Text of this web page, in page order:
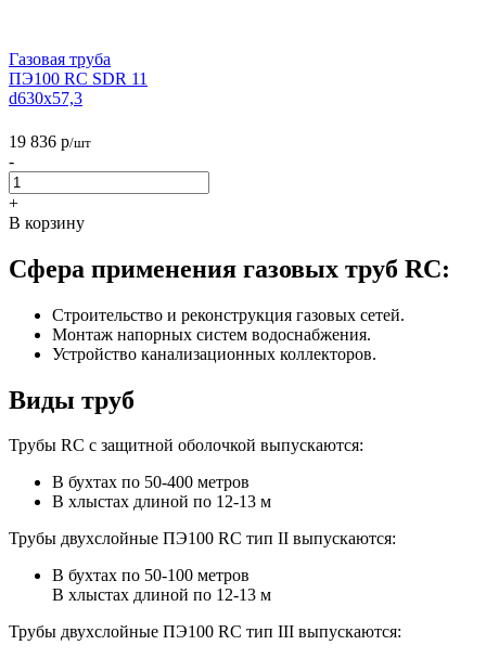
Газовая труба
ПЭ100 RC SDR 11
d630х57,3
19 836 р/шт
-
+
В корзину
Сфера применения газовых труб RC:
Строительство и реконструкция газовых сетей.
Монтаж напорных систем водоснабжения.
Устройство канализационных коллекторов.
Виды труб
Трубы RC с защитной оболочкой выпускаются:
В бухтах по 50-400 метров
В хлыстах длиной по 12-13 м
Трубы двухслойные ПЭ100 RC тип II выпускаются:
В бухтах по 50-100 метров
В хлыстах длиной по 12-13 м
Трубы двухслойные ПЭ100 RC тип III выпускаются: